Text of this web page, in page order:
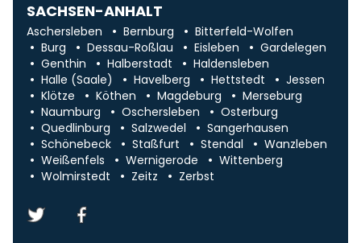
SACHSEN-ANHALT
Aschersleben Bernburg
Bitterfeld-Wolfen
Burg
Dessau-Roßlau Eisleben
Gardelegen
Genthin
Halberstadt
Haldensleben
Halle (Saale)
Havelberg Hettstedt
Jessen
Klötze
Köthen Magdeburg
Merseburg
Naumburg
Oschersleben
Osterburg
Quedlinburg
Salzwedel
Sangerhausen
Schönebeck
Staßfurt Stendal
Wanzleben
Weißenfels
Wernigerode
Wittenberg
Wolmirstedt
Zeitz Zerbst